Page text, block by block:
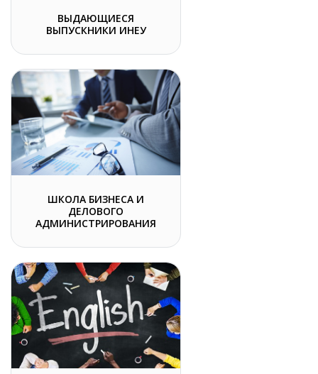
ВЫДАЮЩИЕСЯ
ВЫПУСКНИКИ ИНЕУ
ШКОЛА БИЗНЕСА И
ДЕЛОВОГО
АДМИНИСТРИРОВАНИЯ